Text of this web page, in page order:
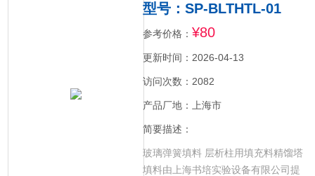
型号：SP-BLTHTL-01
参考价格： ¥80
更新时间：2026-04-13
访问次数：2082
产品厂地：上海市
简要描述：
玻璃弹簧填料 层析柱用填充料精馏塔
填料由上海书培实验设备有限公司提